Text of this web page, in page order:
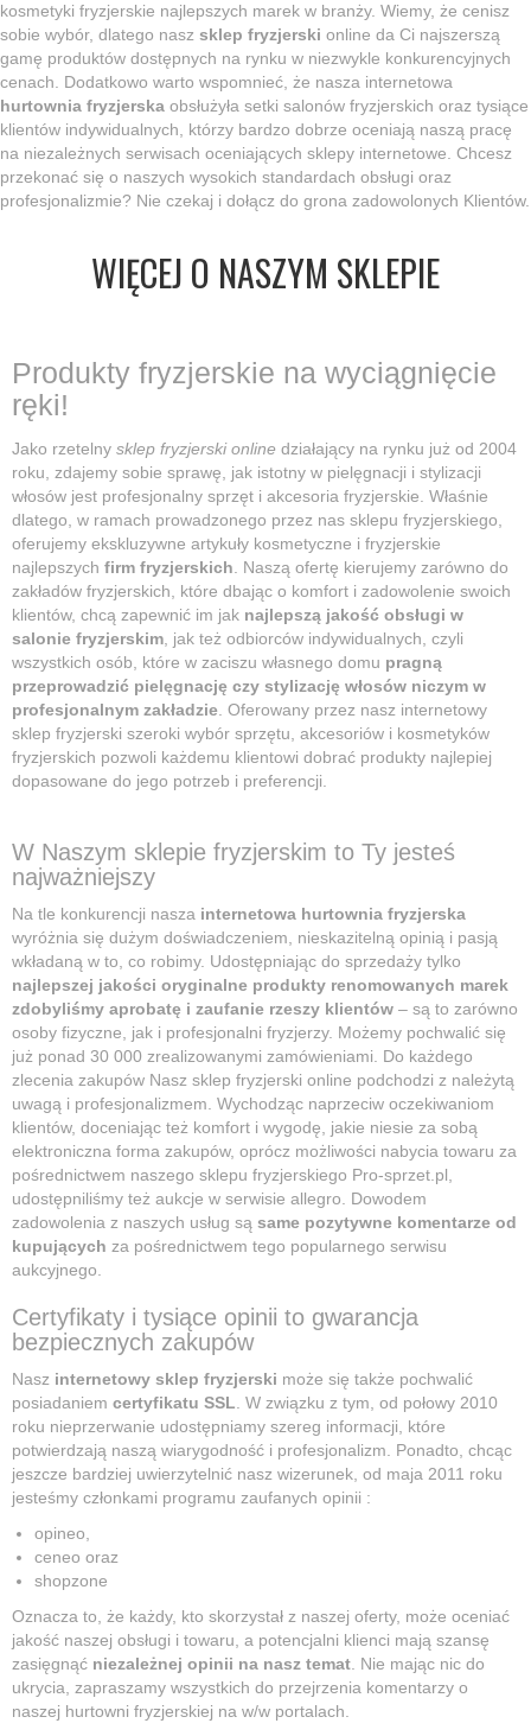
kosmetyki fryzjerskie najlepszych marek w branży. Wiemy, że cenisz
sobie wybór, dlatego nasz sklep fryzjerski online da Ci najszerszą
gamę produktów dostępnych na rynku w niezwykle konkurencyjnych
cenach. Dodatkowo warto wspomnieć, że nasza internetowa
hurtownia fryzjerska obsłużyła setki salonów fryzjerskich oraz tysiące
klientów indywidualnych, którzy bardzo dobrze oceniają naszą pracę
na niezależnych serwisach oceniających sklepy internetowe. Chcesz
przekonać się o naszych wysokich standardach obsługi oraz
profesjonalizmie? Nie czekaj i dołącz do grona zadowolonych Klientów.
WIĘCEJ O NASZYM SKLEPIE
Produkty fryzjerskie na wyciągnięcie
ręki!
Jako rzetelny sklep fryzjerski online działający na rynku już od 2004
roku, zdajemy sobie sprawę, jak istotny w pielęgnacji i stylizacji
włosów jest profesjonalny sprzęt i akcesoria fryzjerskie. Właśnie
dlatego, w ramach prowadzonego przez nas sklepu fryzjerskiego,
oferujemy ekskluzywne artykuły kosmetyczne i fryzjerskie
najlepszych firm fryzjerskich. Naszą ofertę kierujemy zarówno do
zakładów fryzjerskich, które dbając o komfort i zadowolenie swoich
klientów, chcą zapewnić im jak najlepszą jakość obsługi w
salonie fryzjerskim, jak też odbiorców indywidualnych, czyli
wszystkich osób, które w zaciszu własnego domu pragną
przeprowadzić pielęgnację czy stylizację włosów niczym w
profesjonalnym zakładzie. Oferowany przez nasz internetowy
sklep fryzjerski szeroki wybór sprzętu, akcesoriów i kosmetyków
fryzjerskich pozwoli każdemu klientowi dobrać produkty najlepiej
dopasowane do jego potrzeb i preferencji.
W Naszym sklepie fryzjerskim to Ty jesteś
najważniejszy
Na tle konkurencji nasza internetowa hurtownia fryzjerska
wyróżnia się dużym doświadczeniem, nieskazitelną opinią i pasją
wkładaną w to, co robimy. Udostępniając do sprzedaży tylko
najlepszej jakości oryginalne produkty renomowanych marek
zdobyliśmy aprobatę i zaufanie rzeszy klientów – są to zarówno
osoby fizyczne, jak i profesjonalni fryzjerzy. Możemy pochwalić się
już ponad 30 000 zrealizowanymi zamówieniami. Do każdego
zlecenia zakupów Nasz sklep fryzjerski online podchodzi z należytą
uwagą i profesjonalizmem. Wychodząc naprzeciw oczekiwaniom
klientów, doceniając też komfort i wygodę, jakie niesie za sobą
elektroniczna forma zakupów, oprócz możliwości nabycia towaru za
pośrednictwem naszego sklepu fryzjerskiego Pro-sprzet.pl,
udostępniliśmy też aukcje w serwisie allegro. Dowodem
zadowolenia z naszych usług są same pozytywne komentarze od
kupujących za pośrednictwem tego popularnego serwisu
aukcyjnego.
Certyfikaty i tysiące opinii to gwarancja
bezpiecznych zakupów
Nasz internetowy sklep fryzjerski może się także pochwalić
posiadaniem certyfikatu SSL. W związku z tym, od połowy 2010
roku nieprzerwanie udostępniamy szereg informacji, które
potwierdzają naszą wiarygodność i profesjonalizm. Ponadto, chcąc
jeszcze bardziej uwierzytelnić nasz wizerunek, od maja 2011 roku
jesteśmy członkami programu zaufanych opinii :
opineo,
ceneo oraz
shopzone
Oznacza to, że każdy, kto skorzystał z naszej oferty, może oceniać
jakość naszej obsługi i towaru, a potencjalni klienci mają szansę
zasięgnąć niezależnej opinii na nasz temat. Nie mając nic do
ukrycia, zapraszamy wszystkich do przejrzenia komentarzy o
naszej hurtowni fryzjerskiej na w/w portalach.